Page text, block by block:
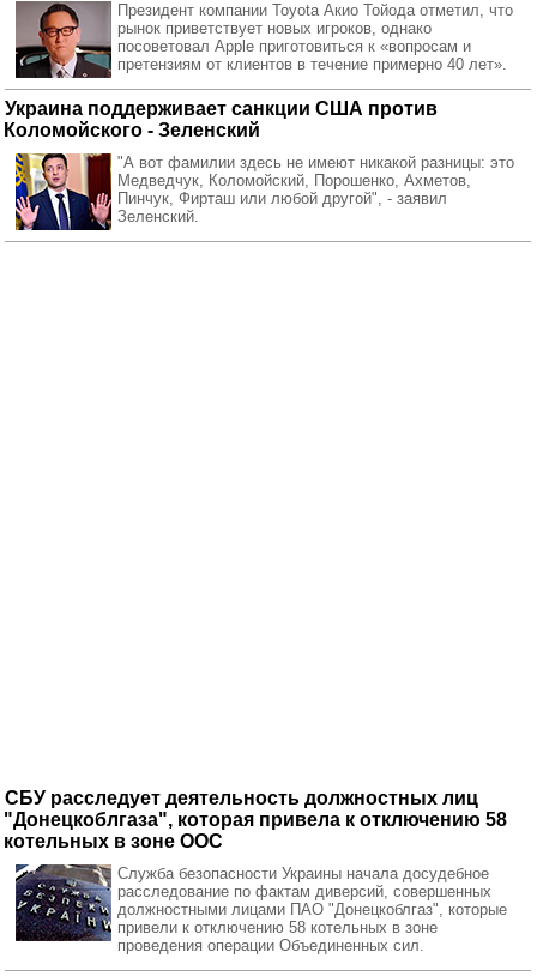
Президент компании Toyota Акио Тойода отметил, что
рынок приветствует новых игроков, однако
посоветовал Apple приготовиться к «вопросам и
претензиям от клиентов в течение примерно 40 лет».
Украина поддерживает санкции США против
Коломойского - Зеленский
"А вот фамилии здесь не имеют никакой разницы: это
Медведчук, Коломойский, Порошенко, Ахметов,
Пинчук, Фирташ или любой другой", - заявил
Зеленский.
СБУ расследует деятельность должностных лиц
"Донецкоблгаза", которая привела к отключению 58
котельных в зоне ООС
Служба безопасности Украины начала досудебное
расследование по фактам диверсий, совершенных
должностными лицами ПАО "Донецкоблгаз", которые
привели к отключению 58 котельных в зоне
проведения операции Объединенных сил.